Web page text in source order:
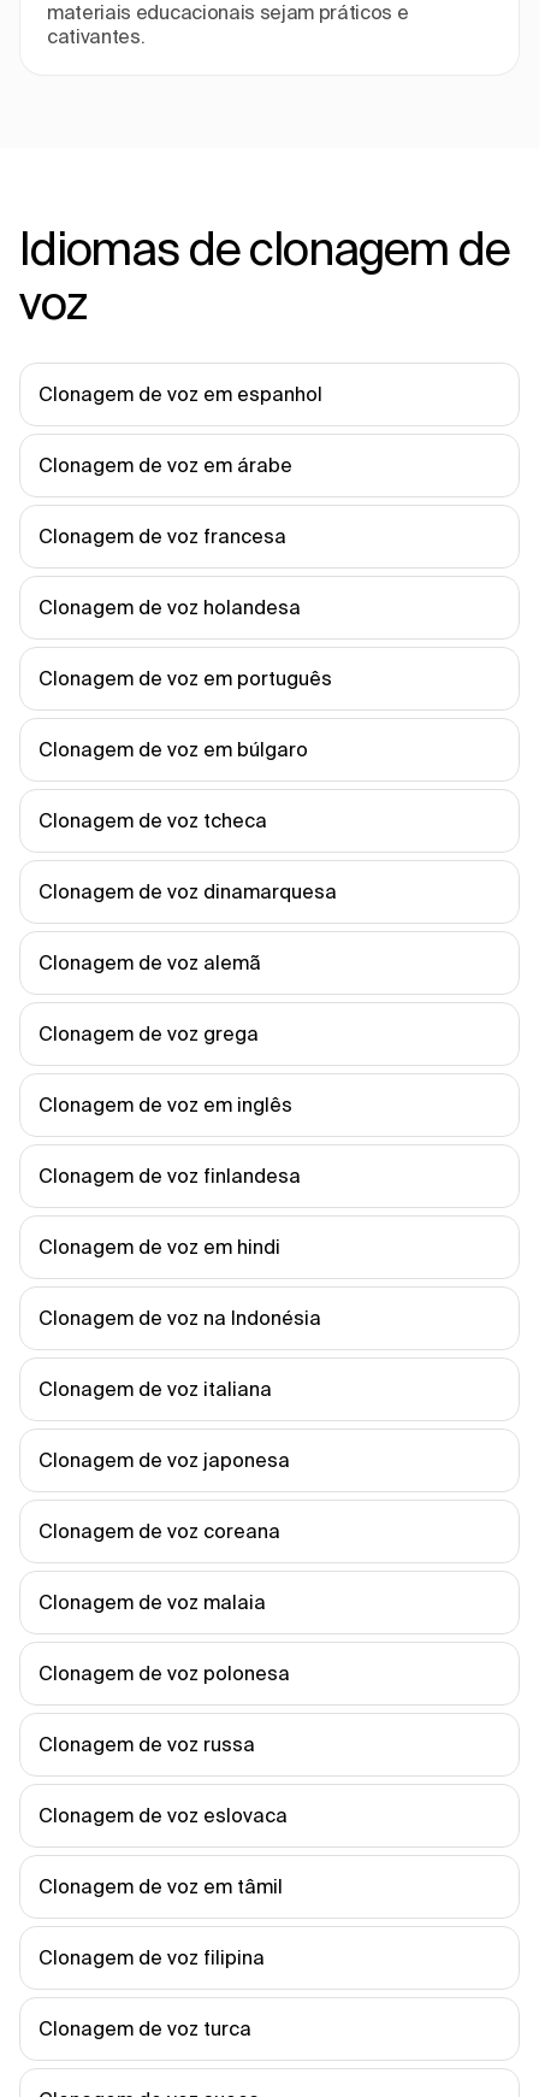
materiais educacionais sejam práticos e
cativantes.
Idiomas de clonagem de
voz
Clonagem de voz em espanhol
Clonagem de voz em árabe
Clonagem de voz francesa
Clonagem de voz holandesa
Clonagem de voz em português
Clonagem de voz em búlgaro
Clonagem de voz tcheca
Clonagem de voz dinamarquesa
Clonagem de voz alemã
Clonagem de voz grega
Clonagem de voz em inglês
Clonagem de voz finlandesa
Clonagem de voz em hindi
Clonagem de voz na Indonésia
Clonagem de voz italiana
Clonagem de voz japonesa
Clonagem de voz coreana
Clonagem de voz malaia
Clonagem de voz polonesa
Clonagem de voz russa
Clonagem de voz eslovaca
Clonagem de voz em tâmil
Clonagem de voz filipina
Clonagem de voz turca